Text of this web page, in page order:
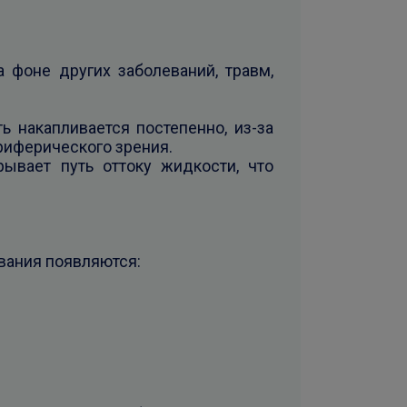
фоне других заболеваний, травм,
постепенно, из-за
зрения.
путь оттоку жидкости, что
появляются: